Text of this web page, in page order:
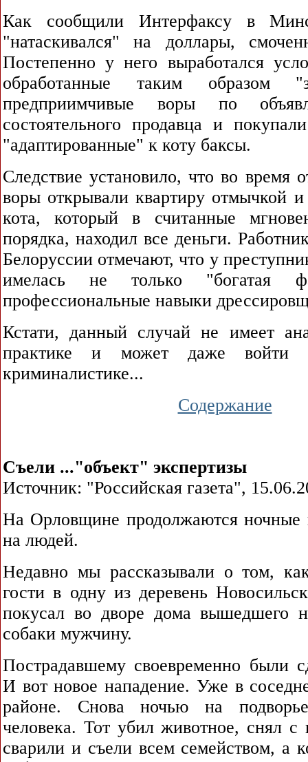
Как сообщили Интерфаксу в
"натаскивался" на доллары,
Постепенно у него выработался
обработанные таким образом
предприимчивые воры по
состоятельного продавца и
"адаптированные" к коту баксы.
Следствие установило, что во время
воры открывали квартиру отмычкой и
кота, который в считанные
порядка, находил все деньги.
Белоруссии отмечают, что у
имелась не только "богатая
профессиональные навыки
Кстати, данный случай не имеет
практике и может даже войти
криминалистике...
Содержание
Съели ..."объект" экспертизы
Источник: "Российская газета",
На Орловщине продолжаются ночные
на людей.
Недавно мы рассказывали о том,
гости в одну из деревень
покусал во дворе дома вышедшего
собаки мужчину.
Пострадавшему своевременно были
И вот новое нападение. Уже в
районе. Снова ночью на
человека. Тот убил животное, снял
сварили и съели всем семейством, а